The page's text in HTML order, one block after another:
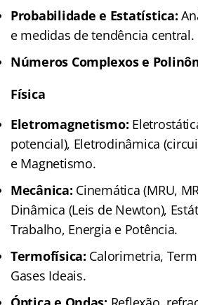
Probabilidade e Estatística:
e medidas de tendência central.
Números Complexos e
Física
Eletromagnetismo:
potencial), Eletrodinâmica
e Magnetismo.
Mecânica: Cinemática (MRU,
Dinâmica (Leis de Newton),
Trabalho, Energia e Potência.
Termofísica: Calorimetria,
Gases Ideais.